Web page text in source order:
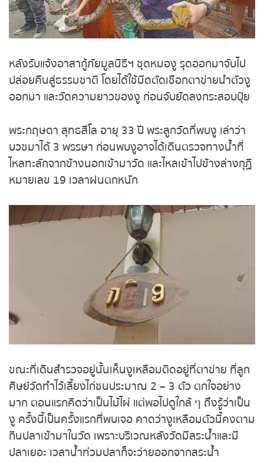
หวยหุ้นสด
หวยหุ้นไทย เย็น
หวยหุ้นเกาหลี
หวยหุ้นนิเคอิ บ่าย
หวยหุ้นฮั่งเส็ง เช้า
หวยหุ้นฮั่งเส็ง บ่าย
หวยหุ้นไต้หวัน
หวยหุ้นสิงคโปร์
หวยหุ้นอิยิป
หวยหุ้นเยอรมัน
หวยหุ้นอังกฤษ
หลังรับแจ้งอาสากู้ภัยมูลนิธิฯ ชุดหมองู รุดออกมาจับไป
ปล่อยคืนสู่ธรรมชาติ โดยได้ใช้มีดตัดเชือกตาข่ายนำตัว
งูออกมา และวัดความยาวของงู ก่อนจับยัดลงกระสอบ
พระกฤษดา สุทธสีโล อายุ 33 ปี พระลูกวัดที่พบงู เล่าว่า
บวชมาได้ 3 พรรษา ก่อนพบงูอาจได้เดินตรวจทางน้ำที่
ไหลทะลักจากข้างนอกเข้ามาวัด และไหลเข้าไปข้างล่าง
ขณะที่เดินสำรวจอยู่นั้นเห็นงูเหลือมติดอยู่ที่ตาข่าย ที่
ลูกศิษย์วัดทำไว้เลี้ยงไก่ชนประมาณ 2 – 3 ตัว ตกใจ
อย่างมาก ตอนแรกคิดว่าเป็นไม้ไผ่ แต่พอไปดูใกล้ ๆ ถึง
รู้ว่าเป็นงู ครั้งนี้เป็นครั้งแรกที่พบเจอ คาดว่างูเหลือม
ตัวนี้คงตามกินปลาเข้ามาในวัด เพราะบริเวณหลังวัดมี